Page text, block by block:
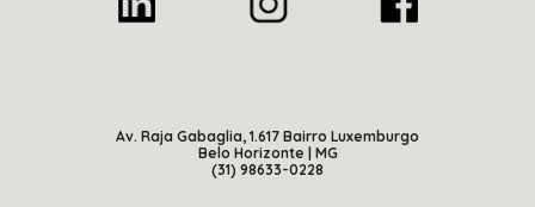
Av. Raja Gabaglia, 1.617 Bairro Luxemburgo
Belo Horizonte | MG
(31) 98633-0228